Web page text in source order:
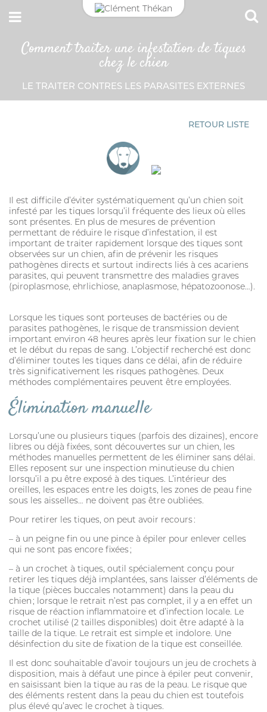
MON CARNET DE SANTÉ ESPACE PHARMACIEN
Comment traiter une infestation de tiques
chez le chien
LE TRAITER CONTRES LES PARASITES EXTERNES
RETOUR LISTE
Il est difficile d’éviter systématiquement qu’un chien soit
infesté par les tiques lorsqu’il fréquente des lieux où elles
sont présentes. En plus de mesures de prévention
permettant de réduire le risque d’infestation, il est
important de traiter rapidement lorsque des tiques sont
observées sur un chien, afin de prévenir les risques
pathogènes directs et surtout indirects liés à ces acariens
parasites, qui peuvent transmettre des maladies graves
(piroplasmose, ehrlichiose, anaplasmose, hépatozoonose…).
Lorsque les tiques sont porteuses de bactéries ou de
parasites pathogènes, le risque de transmission devient
important environ 48 heures après leur fixation sur le chien
et le début du repas de sang. L’objectif recherché est donc
d’éliminer toutes les tiques dans ce délai, afin de réduire
très significativement les risques pathogènes. Deux
méthodes complémentaires peuvent être employées.
Élimination manuelle
Lorsqu’une ou plusieurs tiques (parfois des dizaines), encore
libres ou déjà fixées, sont découvertes sur un chien, les
méthodes manuelles permettent de les éliminer sans délai.
Elles reposent sur une inspection minutieuse du chien
lorsqu’il a pu être exposé à des tiques. L’intérieur des
oreilles, les espaces entre les doigts, les zones de peau fine
sous les aisselles… ne doivent pas être oubliées.
Pour retirer les tiques, on peut avoir recours :
– à un peigne fin ou une pince à épiler pour enlever celles
qui ne sont pas encore fixées ;
– à un crochet à tiques, outil spécialement conçu pour
retirer les tiques déjà implantées, sans laisser d’éléments de
la tique (pièces buccales notamment) dans la peau du
chien ; lorsque le retrait n’est pas complet, il y a en effet un
risque de réaction inflammatoire et d’infection locale. Le
crochet utilisé (2 tailles disponibles) doit être adapté à la
taille de la tique. Le retrait est simple et indolore. Une
désinfection du site de fixation de la tique est conseillée.
Il est donc souhaitable d’avoir toujours un jeu de crochets à
disposition, mais à défaut une pince à épiler peut convenir,
en saisissant bien la tique au ras de la peau. Le risque que
des éléments restent dans la peau du chien est toutefois
plus élevé qu’avec le crochet à tiques.
CONNEXION